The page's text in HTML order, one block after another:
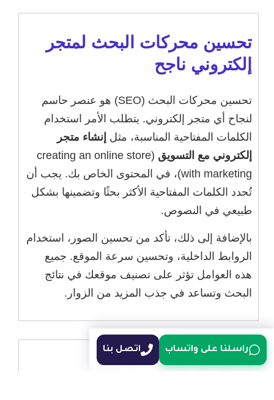
تحسين محركات البحث لمتجر
إلكتروني ناجح
تحسين محركات البحث (SEO) هو عنصر حاسم
لنجاح أي متجر إلكتروني. يتطلب الأمر استخدام
الكلمات المفتاحية المناسبة، مثل إنشاء متجر
إلكتروني مع التسويق (creating an online store
with marketing)، في المحتوى الخاص بك. يجب أن
تُحدد الكلمات المفتاحية الأكثر بحثًا وتضمينها بشكل
طبيعي في النصوص.
بالإضافة إلى ذلك، تأكد من تحسين الصور، استخدام
الروابط الداخلية، وتحسين سرعة الموقع. جميع
هذه العوامل تؤثر على تصنيف موقعك في نتائج
البحث وتساعد في جذب المزيد من الزوار.
استخدام وسائل التواصل
راسلنا على واتساب اتصل بنا